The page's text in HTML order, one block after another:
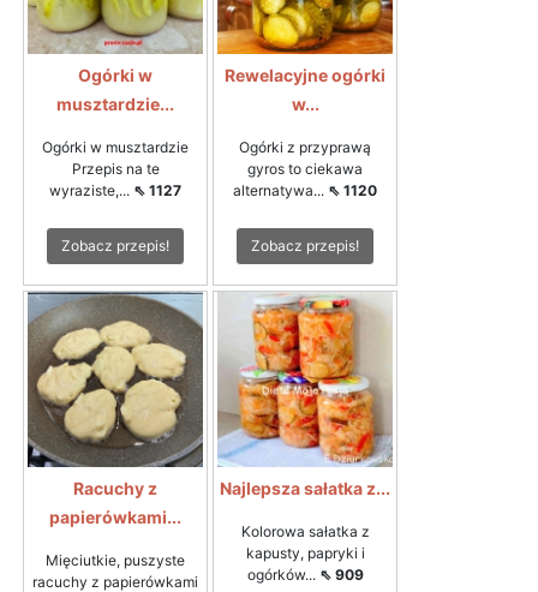
Ogórki w
musztardzie...
Ogórki w musztardzie
Przepis na te
wyraziste,... ⇖ 1127
Zobacz przepis!
Rewelacyjne ogórki
w...
Ogórki z przyprawą
gyros to ciekawa
alternatywa... ⇖ 1120
Zobacz przepis!
Racuchy z
papierówkami...
Mięciutkie, puszyste
racuchy z papierówkami
Najlepsza sałatka z...
Kolorowa sałatka z
kapusty, papryki i
ogórków... ⇖ 909